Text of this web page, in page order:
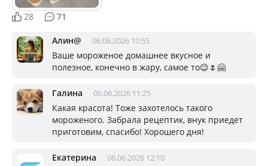
28 71
Алин@ 06.06.2026 10:55
Ваше мороженое домашнее вкусное и
полезное, конечно в жару, самое то😉🌷🤗
Галина 06.06.2026 11:25
Какая красота! Тоже захотелось такого
мороженого. Забрала рецептик, внук приедет
приготовим, спасибо! Хорошего дня!
Eкатерина 06.06.2026 12:10